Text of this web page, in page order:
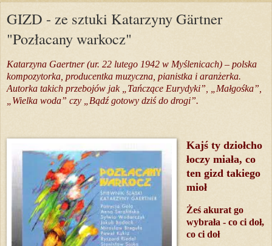
GIZD - ze sztuki Katarzyny Gärtner
"Pozłacany warkocz"
Katarzyna Gaertner (ur. 22 lutego 1942 w Myślenicach) – polska
kompozytorka, producentka muzyczna, pianistka i aranżerka.
Autorka takich przebojów jak „Tańczące Eurydyki”, „Małgośka”,
„Wielka woda” czy „Bądź gotowy dziś do drogi”.
Kajś ty dziołcho
łoczy miała, co
ten gizd takiego
mioł
Żeś akurat go
wybrała - co ci doł,
co ci doł